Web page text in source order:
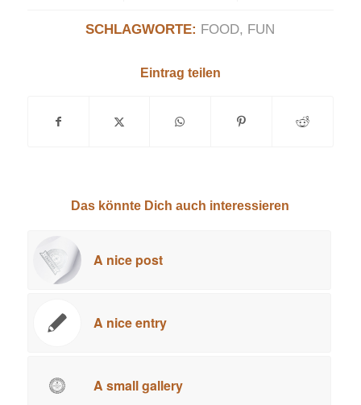
SCHLAGWORTE: FOOD, FUN
Eintrag teilen
Das könnte Dich auch interessieren
A nice post
A nice entry
A small gallery